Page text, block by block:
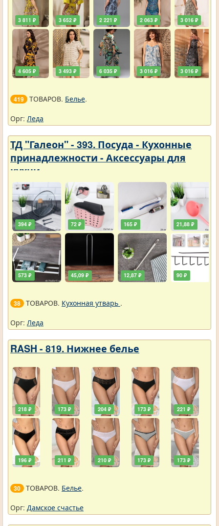
3 811 ₽
4 605 ₽
3 652 ₽
3 493 ₽
2 221 ₽
6 035 ₽
2 063 ₽
3 016 ₽
3 016 ₽
3 016 ₽
419 ТОВАРОВ. Белье.
Орг: Леда
ТД "Галеон" - 393. Посуда - Кухонные
принадлежности - Аксессуары для
кухни
394 ₽
573 ₽
72 ₽
45,09 ₽
165 ₽
12,87 ₽
21,88 ₽
90 ₽
38 ТОВАРОВ. Кухонная утварь .
Орг: Леда
RASH - 819. Нижнее белье
218 ₽
196 ₽
173 ₽
211 ₽
204 ₽
210 ₽
173 ₽
173 ₽
221 ₽
173 ₽
30 ТОВАРОВ. Белье.
Орг: Дамское счастье